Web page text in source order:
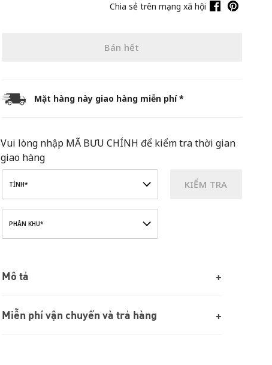
Chia sẻ trên mạng xã hội
Bán hết
Mặt hàng này giao hàng miễn phí *
Vui lòng nhập MÃ BƯU CHÍNH để kiểm tra thời gian
giao hàng
TỈNH*
PHÂN KHU*
KIỂM TRA
Mô tả
Miễn phí vận chuyển và trả hàng